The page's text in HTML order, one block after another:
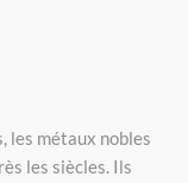
les métaux nobles
les siècles. Ils